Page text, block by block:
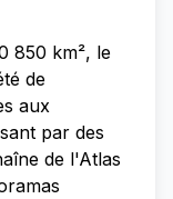
850 km², le
de
aux
par des
de l'Atlas